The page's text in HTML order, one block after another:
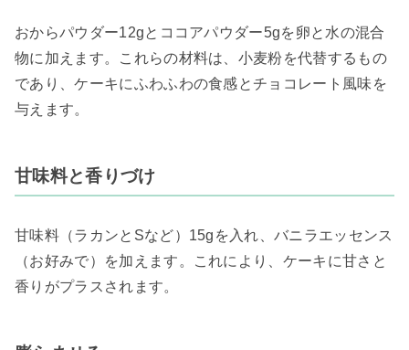
おからパウダー12gとココアパウダー5gを卵と水の混合
物に加えます。これらの材料は、小麦粉を代替するもの
であり、ケーキにふわふわの食感とチョコレート風味を
与えます。
甘味料と香りづけ
甘味料（ラカンとSなど）15gを入れ、バニラエッセンス
（お好みで）を加えます。これにより、ケーキに甘さと
香りがプラスされます。